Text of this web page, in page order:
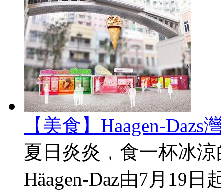
【美食】Haagen-
夏日炎炎，食一杯冰
Häagen-Daz由7月19